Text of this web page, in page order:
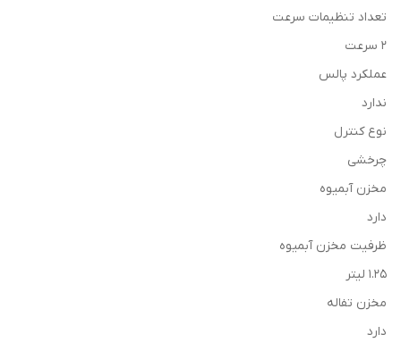
تعداد تنظیمات سرعت
2 سرعت
عملکرد پالس
ندارد
نوع کنترل
چرخشی
مخزن آبمیوه
دارد
ظرفیت مخزن آبمیوه
1.25 لیتر
مخزن تفاله
دارد